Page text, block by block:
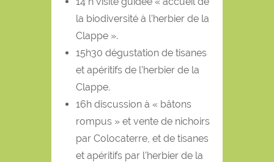
la biodiversité à l’herbier de la
Clappe ».
15h30 dégustation de tisanes
et apéritifs de l’herbier de la
Clappe.
16h discussion à « bâtons
rompus » et vente de nichoirs
par Colocaterre, et de tisanes
et apéritifs par l’herbier de la